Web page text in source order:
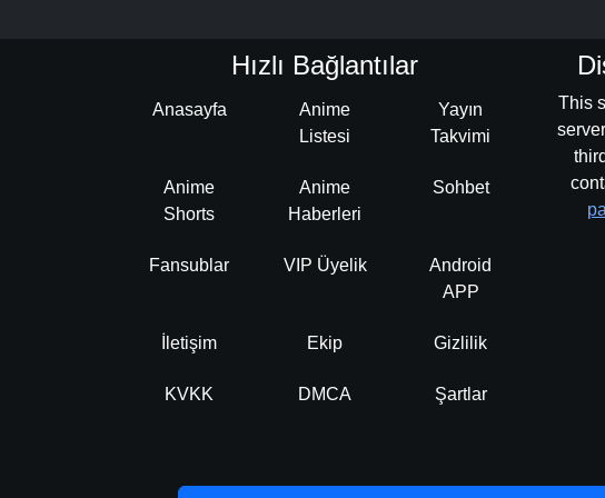
Hızlı Bağlantılar
Anasayfa
Anime
Listesi
Yayın
Takvimi
Anime
Shorts
Anime
Haberleri
Sohbet
Fansublar VIP Üyelik
Android
APP
İletişim Ekip Gizlilik
KVKK DMCA Şartlar
This